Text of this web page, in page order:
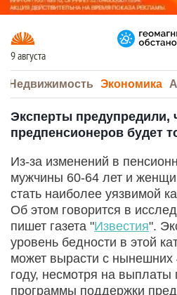
9 августа
Недвижимость Экономика
Эксперты предупредили,
предпенсионеров будет
Из-за изменений в
мужчины 60-64 лет и
стать наиболее уязвимой
Об этом говорится в
пишет газета "Известия".
уровень бедности в этой
может вырасти с нынешних
году, несмотря на выплаты
программы поддержки